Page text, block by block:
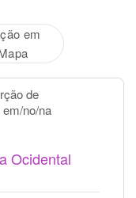
em
de
no/na
Ocidental